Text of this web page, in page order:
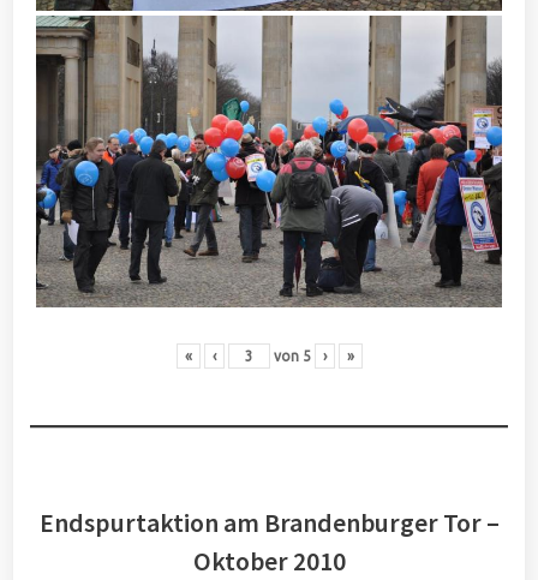
« ‹ von 5 › »
Endspurtaktion am Brandenburger Tor –
Oktober 2010